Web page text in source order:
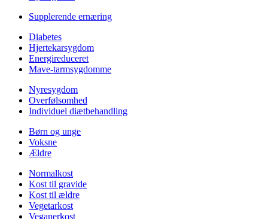
Supplerende ernæring
Diabetes
Hjertekarsygdom
Energireduceret
Mave-tarmsygdomme
Nyresygdom
Overfølsomhed
Individuel diætbehandling
Børn og unge
Voksne
Ældre
Normalkost
Kost til gravide
Kost til ældre
Vegetarkost
Veganerkost